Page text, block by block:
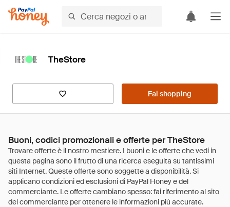
TheStore
Fai shopping
Buoni, codici promozionali e offerte per TheStore